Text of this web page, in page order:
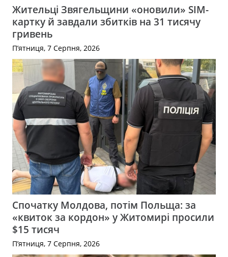
Жительці Звягельщини «оновили» SIM-
картку й завдали збитків на 31 тисячу
гривень
П’ятниця, 7 Серпня, 2026
Спочатку Молдова, потім Польща: за
«квиток за кордон» у Житомирі просили
$15 тисяч
П’ятниця, 7 Серпня, 2026